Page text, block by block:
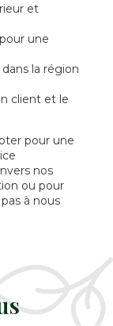
et
une
la région
client et le
pour une
nos
ou pour
à nous